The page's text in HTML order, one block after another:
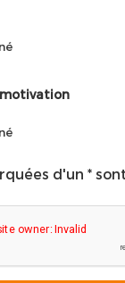
d'un *